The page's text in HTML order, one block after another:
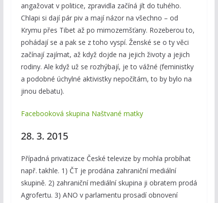
angažovat v politice, zpravidla začíná jít do tuhého.
Chlapi si dají pár piv a mají názor na všechno – od
Krymu přes Tibet až po mimozemšťany. Rozeberou to,
pohádají se a pak se z toho vyspí. Ženské se o ty věci
začínají zajímat, až když dojde na jejich životy a jejich
rodiny. Ale když už se rozhýbají, je to vážné (feministky
a podobné úchylné aktivistky nepočítám, to by bylo na
jinou debatu).
Facebooková skupina Naštvané matky
28. 3. 2015
Případná privatizace České televize by mohla probíhat
např. takhle. 1) ČT je prodána zahraniční mediální
skupině. 2) zahraniční mediální skupina ji obratem prodá
Agrofertu. 3) ANO v parlamentu prosadí obnovení